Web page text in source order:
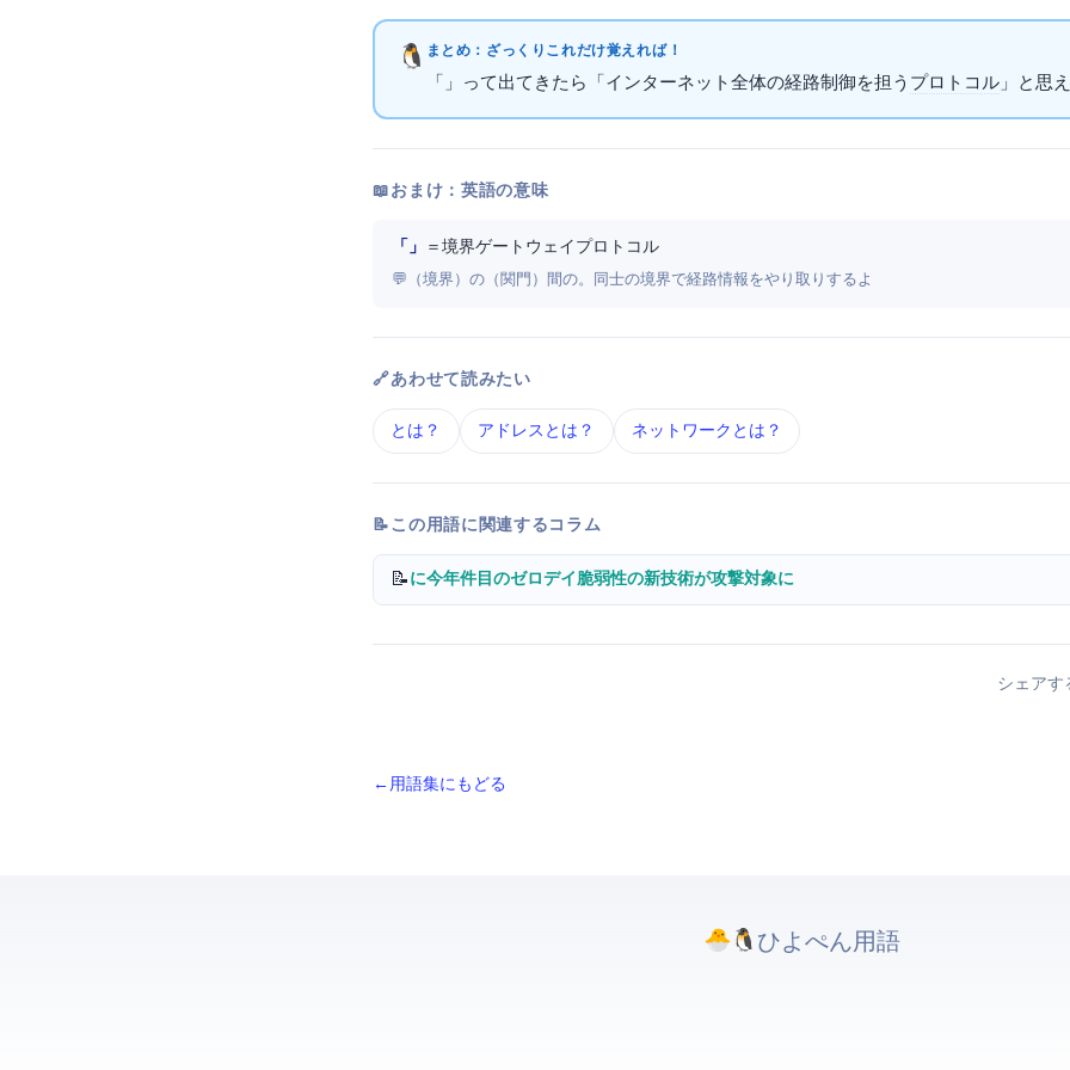
まとめ：ざっくりこれだけ覚えればOK！
「BGP」って出てきたら「インターネット全体の経路制御を担う プロトコル」と思え
📖 おまけ：英語の意味
「Border Gateway Protocol」 ＝ 境界ゲートウェイプロトコル
💬 Border（境界）のGateway（関門）間のProtocol。ISP同士の境界で経路情報をやり取りするよ
🔗 あわせて読みたい
DNS とは？ IPアドレス とは？ ネットワーク とは？
📝 この用語に関連するコラム
📝 Chromeに今年4件目のゼロデイ脆弱性 — WebGPUの新技術が攻撃対象に
シェアす
← 用語集にもどる
ひよぺんIT用語. All rights reserved.